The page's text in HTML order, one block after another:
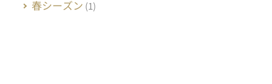
春シーズン (1)